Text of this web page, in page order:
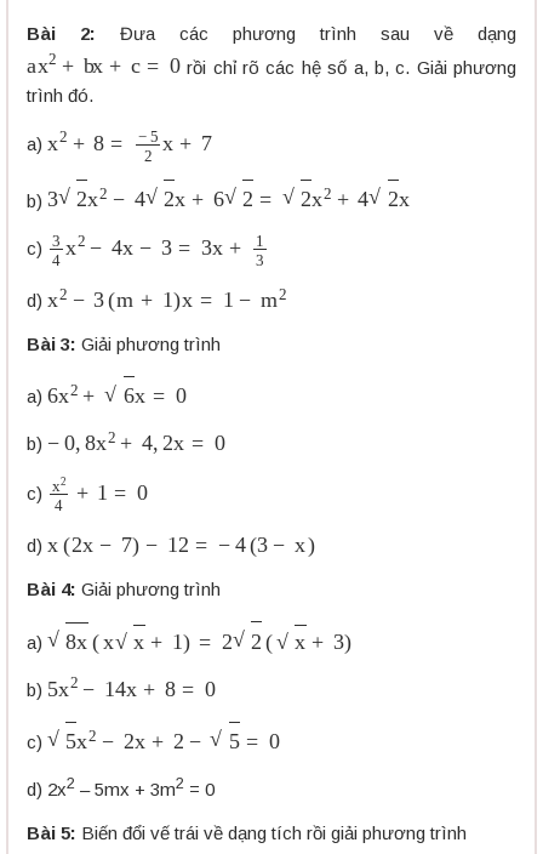
Bài 2: Đưa các phương trình sau về dạng
x2 + b c
rồi chỉ rõ các hệ số a, b, c. Giải phương
trình đó.
a) 2 8= 2x+
b) 32 x2 − x+62 2 x2 + 4
c) 3 x2 4x =3 +1
d) 2 (m ) =1 2
Bài 3: Giải phương trình
a) 6 2 + x =0
b) 0, 8x 2+4 2 x=
c) x2 4+ 1
d) 2x −12 =−4 )
Bài 4: Giải phương trình
a) 8 x(x x ) = (x
b) 5 2 14 x =0
c) 5 x2 −2 +2 5 =0
d) 2x2 – 5mx + 3m2 = 0
Bài 5: Biến đổi vế trái về dạng tích rồi giải phương trình